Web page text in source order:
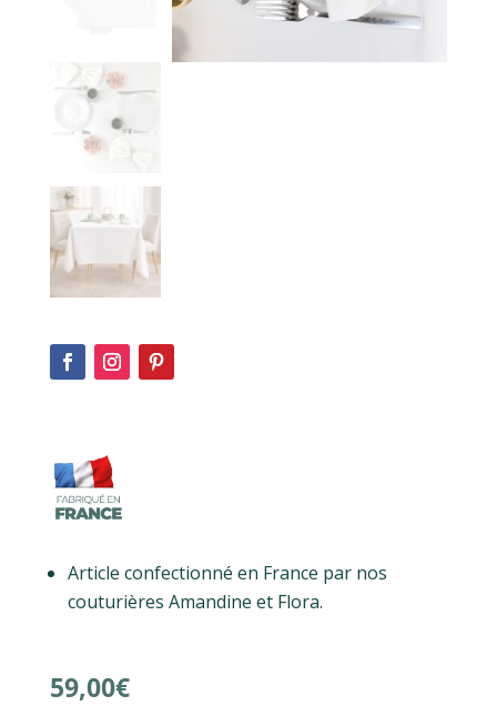
Article confectionné en France par nos
couturières Amandine et Flora.
59,00€